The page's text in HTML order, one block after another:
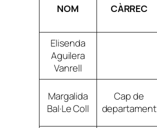
NOM CÀRREC
Elisenda
Aguilera
Vanrell
Margalida
Bal·Le Coll
Cap de
departament